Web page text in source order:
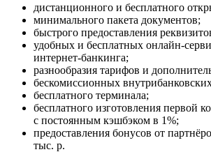
дистанционного и бесплатного
минимального пакета документов;
быстрого предоставления
удобных и бесплатных онлайн-
интернет-банкинга;
разнообразия тарифов и
бескомиссионных
бесплатного терминала;
бесплатного изготовления первой
с постоянным кэшбэком в 1%;
предоставления бонусов от
тыс. р.